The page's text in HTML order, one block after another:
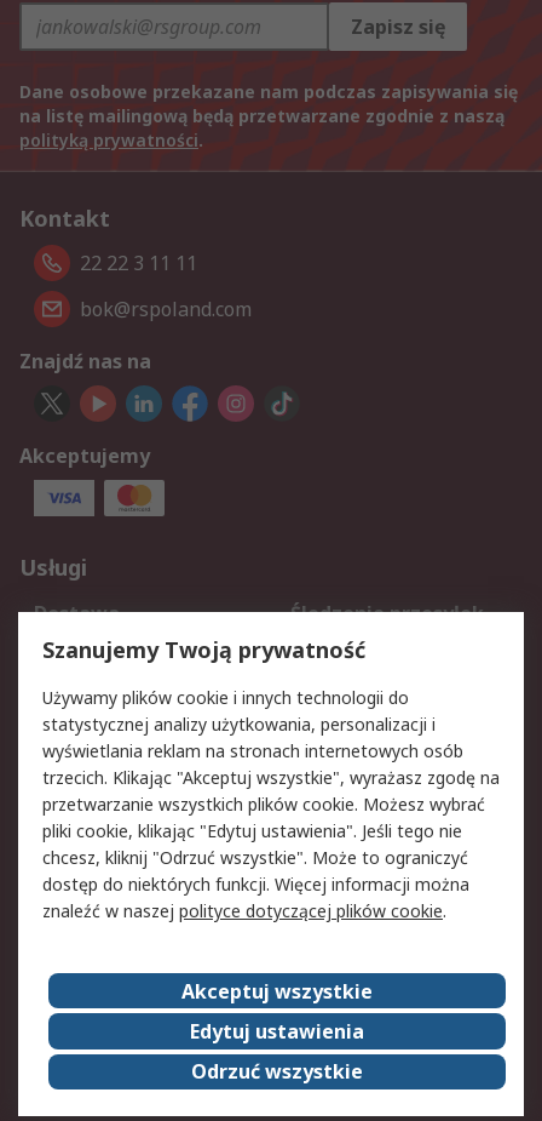
Zapisz się
Dane osobowe przekazane nam podczas zapisywania się
na listę mailingową będą przetwarzane zgodnie z naszą
polityką prywatności.
Kontakt
22 22 3 11 11
bok@rspoland.com
Znajdź nas na
Akceptujemy
Usługi
Dostawa
Śledzenie przesyłek
Reklamacje i zwroty
Rejestracja
Aspekty prawne
Bezpieczeństwo e-
maila
Polityka dotycząca
plików cookie
Polityka prywatności
Użytkowanie witryny
Zastrzeżenia prawne
Warunki Sprzedaży
Kontakt
O firmie RS
RS na świecie
Kariera
Nagrody dla RS
ESG
Szanujemy Twoją prywatność
Używamy plików cookie i innych technologii do
statystycznej analizy użytkowania, personalizacji i
wyświetlania reklam na stronach internetowych osób
trzecich. Klikając "Akceptuj wszystkie", wyrażasz zgodę na
przetwarzanie wszystkich plików cookie. Możesz wybrać
pliki cookie, klikając "Edytuj ustawienia". Jeśli tego nie
chcesz, kliknij "Odrzuć wszystkie". Może to ograniczyć
dostęp do niektórych funkcji. Więcej informacji można
znaleźć w naszej polityce dotyczącej plików cookie.
Akceptuj wszystkie
Edytuj ustawienia
Odrzuć wszystkie